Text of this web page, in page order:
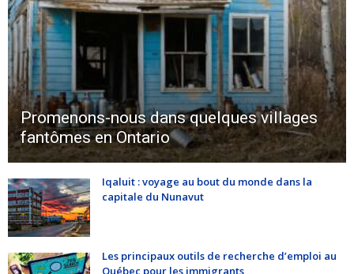
Promenons-nous dans quelques villages
fantômes en Ontario
Iqaluit : voyage au bout du monde dans la
capitale du Nunavut
Les principaux outils de recherche d’emploi au
Québec pour les immigrants